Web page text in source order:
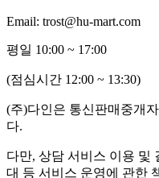
Email: trost@hu-mart.com
평일 10:00 ~ 17:00
(점심시간 12:00 ~ 13:30)
(주)다인은 통신판매중개
다.
다만, 상담 서비스 이용 및
대 등 서비스 운영에 관한